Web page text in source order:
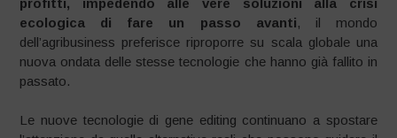
ecologica di fare un passo avanti, il mondo
dell’agribusiness preferisce riproporre su scala globale una
nuova ondata delle stesse tecnologie che hanno già fallito in
passato.
Le nuove tecnologie di gene editing continuano a spostare